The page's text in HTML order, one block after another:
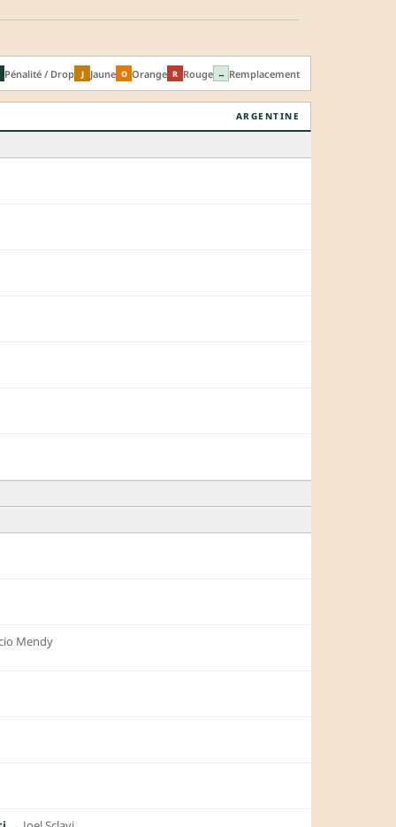
Pénalité / Drop J Jaune O Orange R Rouge ↔ Remplacement
ARGENTINE
Mendy